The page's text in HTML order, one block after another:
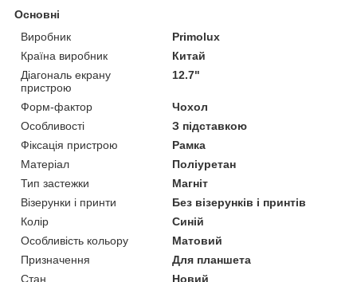
Основні
Виробник
Primolux
Країна виробник
Китай
Діагональ екрану
пристрою
12.7"
Форм-фактор
Чохол
Особливості
З підставкою
Фіксація пристрою
Рамка
Матеріал
Поліуретан
Тип застежки
Магніт
Візерунки і принти
Без візерунків і принтів
Колір
Синій
Особливість кольору
Матовий
Призначення
Для планшета
Стан
Новий